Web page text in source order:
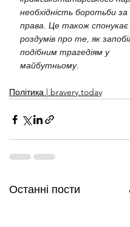
необхідність боротьби за
права. Це також спонукає
роздумів про те, як
подібним трагедіям у
майбутньому.
Політика | bravery.today
Останні пости